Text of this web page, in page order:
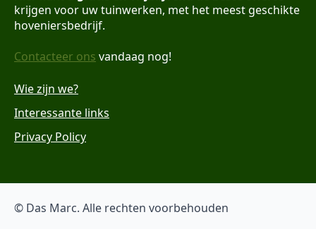
krijgen voor uw tuinwerken, met het meest geschikte
hoveniersbedrijf.
Contacteer ons vandaag nog!
Wie zijn we?
Interessante links
Privacy Policy
© Das Marc. Alle rechten voorbehouden